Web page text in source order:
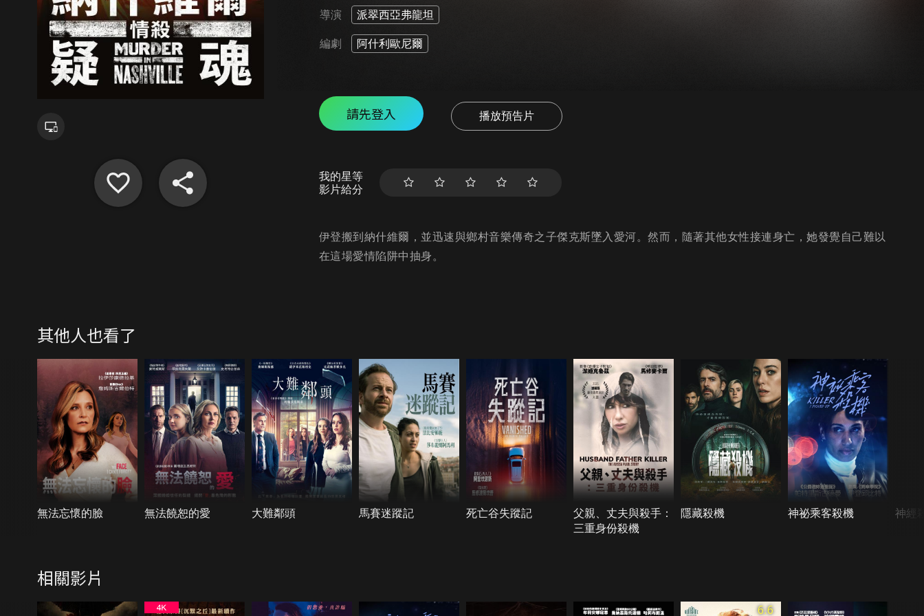
導演 派翠西亞弗龍坦
編劇 阿什利歐尼爾
請先登入 播放預告片
我的星等
影片給分
伊登搬到納什維爾，並迅速與鄉村音樂傳奇之子傑克斯墜入愛河。然而，隨著其他女性接連身亡，她發覺自己難以
在這場愛情陷阱中抽身。
其他人也看了
無法忘懷的臉 無法饒恕的愛 大難鄰頭 馬賽迷蹤記 死亡谷失蹤記
父親、丈夫與殺手：
三重身份殺機
隱藏殺機 神祕乘客殺機 神經
相關影片
6.6